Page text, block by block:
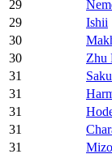
29
29
Ishii
30
30
Zhu
31
31
31
31
31